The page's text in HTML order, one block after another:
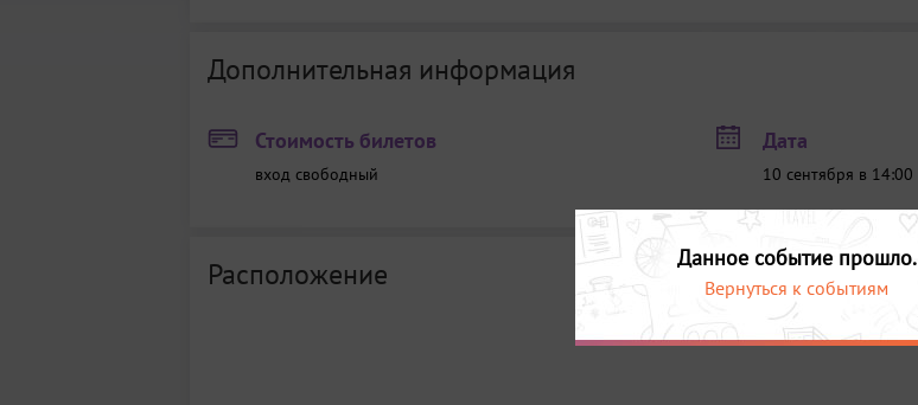
Дополнительная информация
Стоимость билетов
вход свободный
Дата
10 сентября в 14:00
Расположение Данное событие прошло.
Вернуться к событиям